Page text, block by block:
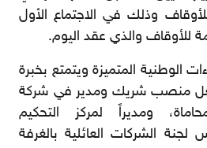
وذلك في الاجتماع الأول
للأوقاف والذي عقد اليوم.
الوطنية المتميزة ويتمتع بخبرة
عاماً إذ شغل منصب شريك ومدير في شركة
ومديراً لمركز التحكيم
لجنة الشركات العائلية بالغرفة